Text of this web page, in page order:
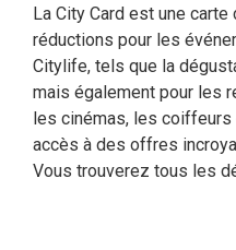
La City Card est une
réductions pour les
Citylife, tels que la
mais également pour les
les cinémas, les coiffeurs
accès à des offres
Vous trouverez tous les